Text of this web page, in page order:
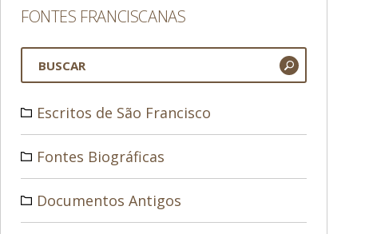
FONTES FRANCISCANAS
Escritos de São Francisco
Fontes Biográficas
Documentos Antigos